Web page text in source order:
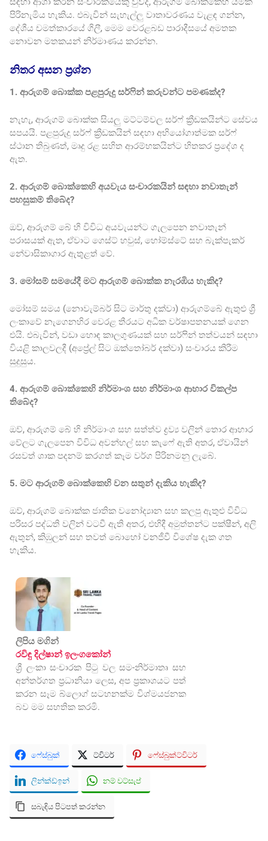
පිරිනැමිය හැකිය. එබැවින් සැහැල්ලු වාතාවරණය වැළඳ ගන්න,
දේශීය චමත්කාරයේ ගිලී, මෙම වෙරළබඩ පාරාදීසයේ අමතක
නොවන මතකයන් නිර්මාණය කරන්න.
නිතර අසන ප්‍රශ්න
1. ආරුගම් බොක්ක පළපුරුදු සර්ෆින් කරුවන්ට පමණක්ද?
නැහැ, ආරුගම් බොක්ක සියලු මට්ටම්වල සර්ෆ් ක්‍රීඩකයින්ට සේවය
සපයයි. පළපුරුදු සර්ෆ් ක්‍රීඩකයින් සඳහා අභියෝගාත්මක සර්ෆ්
ස්ථාන තිබුණත්, මෘදු රළ සහිත ආරම්භකයින්ට හිතකර ප්‍රදේශ ද
ඇත.
2. ආරුගම් බොක්කෙහි අයවැය සංචාරකයින් සඳහා නවාතැන්
පහසුකම් තිබේද?
ඔව්, ආරුගම් බේ හි විවිධ අයවැයන්ට ගැලපෙන නවාතැන්
පරාසයක් ඇත, ඒවාට ගෙස්ට් හවුස්, හෝම්ස්ටේ සහ බැක්පැකර්
නේවාසිකාගාර ඇතුළත් වේ.
3. මෝසම් සමයේදී මට ආරුගම් බොක්ක නැරඹිය හැකිද?
මෝසම් සමය (නොවැම්බර් සිට මාර්තු දක්වා) ආරුගම්බේ ඇතුළු ශ්‍රී
ලංකාවේ නැගෙනහිර වෙරළ තීරයට අධික වර්ෂාපතනයක් ගෙන
එයි. එබැවින්, වඩා හොඳ කාලගුණයක් සහ සර්ෆින් තත්වයන් සඳහා
වියළි කාලවලදී (අප්‍රේල් සිට ඔක්තෝබර් දක්වා) සංචාරය කිරීම
සුදුසුය.
4. ආරුගම් බොක්කෙහි නිර්මාංශ සහ නිර්මාංශ ආහාර විකල්ප
තිබේද?
ඔව්, ආරුගම් බේ හි නිර්මාංශ සහ සත්ත්ව ද්‍රව්‍ය වලින් තොර ආහාර
වේලට ගැලපෙන විවිධ අවන්හල් සහ කැෆේ ඇති අතර, ඒවායින්
රසවත් ශාක පදනම් කරගත් කෑම වර්ග පිරිනමනු ලැබේ.
5. මට ආරුගම් බොක්කෙහි වන සතුන් දැකිය හැකිද?
ඔව්, ආරුගම් බොක්ක ජාතික වනෝද්‍යාන සහ කලපු ඇතුළු විවිධ
පරිසර පද්ධති වලින් වටවී ඇති අතර, එහිදී අමුත්තන්ට පක්ෂීන්, අලි
ඇතුන්, කිඹුලන් සහ තවත් බොහෝ වනජීවී විශේෂ දැක ගත
හැකිය.
ලිපිය මගින්
රවිඳු දිල්ෂාන් ඉලංගකෝන්
ශ්‍රී ලංකා සංචාරක පිටු වල සම-නිර්මාතෘ සහ
අන්තර්ගත ප්‍රධානියා ලෙස, අප ප්‍රකාශයට පත්
කරන සෑම බ්ලොග් සටහනක්ම විශ්මයජනක
බව මම සහතික කරමි.
ෆේස්බුක් ට්විටර් ෆේස්බුක්ට්විටර්
ලින්ක්ඩ්ඉන් නම් වට්සැප්
සබැඳිය පිටපත් කරන්න